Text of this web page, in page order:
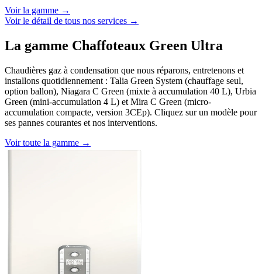
Voir la gamme →
Voir le détail de tous nos services →
La gamme Chaffoteaux Green Ultra
Chaudières gaz à condensation que nous réparons, entretenons et
installons quotidiennement : Talia Green System (chauffage seul,
option ballon), Niagara C Green (mixte à accumulation 40 L), Urbia
Green (mini-accumulation 4 L) et Mira C Green (micro-
accumulation compacte, version 3CEp). Cliquez sur un modèle pour
ses pannes courantes et nos interventions.
Voir toute la gamme →